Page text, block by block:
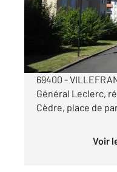
Parking à louer
30 €
par mois charges
69400 -
Général Leclerc,
Cèdre, place de
Voir